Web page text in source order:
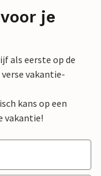
je
als eerste op de
vakantie-
kans op een
vakantie!